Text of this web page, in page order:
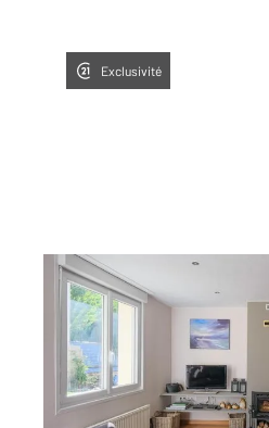
Exclusivité
BARNEVILLE CARTERET 50
100,25 m2, 5 pièces
Ref : 1899
Maison à vendre
419 000 €